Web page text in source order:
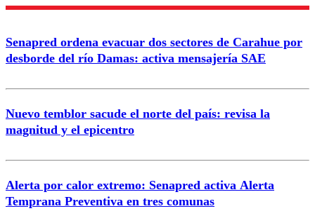
Enviar comentario
Senapred ordena evacuar dos sectores de Carahue por
desborde del río Damas: activa mensajería SAE
Nuevo temblor sacude el norte del país: revisa la
magnitud y el epicentro
Alerta por calor extremo: Senapred activa Alerta
Temprana Preventiva en tres comunas